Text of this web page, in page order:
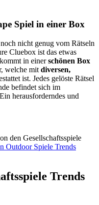
Spiel in einer Box
nicht genug vom Rätseln
Cluebox ist das etwas
in einerschönen Box
welche mit diversen,
ist. Jedes gelöste Rätsel
befindet sich im
herausforderndes und
den Gesellschaftsspiele
Outdoor Spiele Trends
Trends